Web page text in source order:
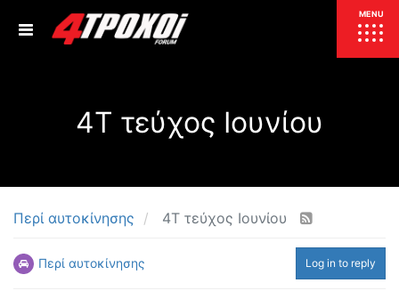
4Τ τεύχος Ιουνίου
Περί αυτοκίνησης 4Τ τεύχος Ιουνίου
Περί αυτοκίνησης Log in to reply
ΕΛΛΑΔΑ
ΚΟΣΜΟΣ
TEST